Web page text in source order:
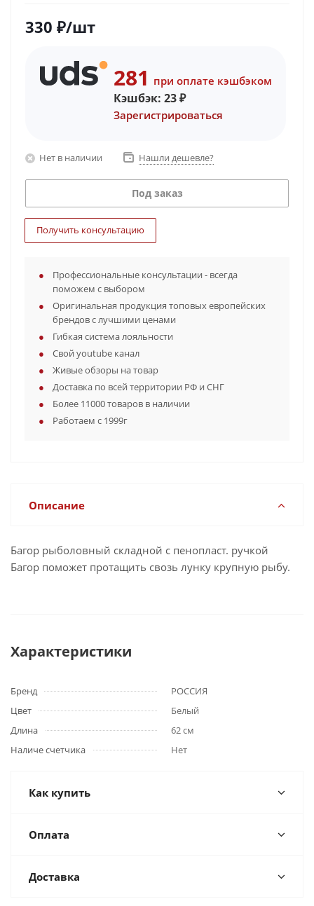
330 ₽/шт
281 при оплате кэшбэком
Кэшбэк: 23₽
Зарегистрироваться
Нет в наличии Нашли дешевле?
Под заказ
Получить консультацию
Профессиональные консультации - всегда
поможем с выбором
Оригинальная продукция топовых европейских
брендов с лучшими ценами
Гибкая система лояльности
Свой youtube канал
Живые обзоры на товар
Доставка по всей территории РФ и СНГ
Более 11000 товаров в наличии
Работаем с 1999г
Описание
Багор рыболовный складной с пенопласт. ручкой
Багор поможет протащить свозь лунку крупную рыбу.
Характеристики
Бренд
РОССИЯ
Цвет
Белый
Длина
62 см
Наличе счетчика
Нет
Как купить
Оплата
Доставка